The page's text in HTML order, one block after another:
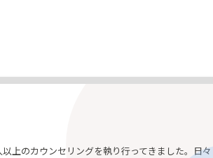
上のカウンセリングを執り行ってきました。日々